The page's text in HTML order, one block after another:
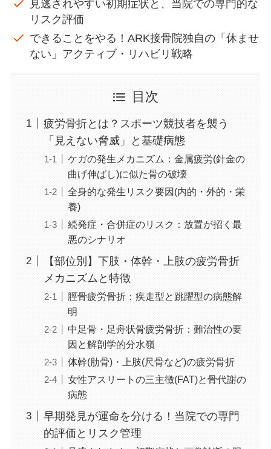
見逃されやすい初期症状と、当院での専門的な
リスク評価
できることをやる！ARK接骨院独自の「休ませ
ない」アクティブ・リハビリ戦略
目次
疲労骨折とは？スポーツ競技者を襲う
「見えない脅威」と基礎病態
ケガの発生メカニズム：金属疲労(針金の
曲げ伸ばし)に似た骨の破壊
全身的な発生リスク要因(内的・外的・栄
養)
続発症・合併症のリスク：放置が招く最
悪のシナリオ
【部位別】下肢・体幹・上肢の疲労骨折
メカニズムと特徴
脛骨疲労骨折：疾走型と跳躍型の病態解
明
中足骨・足舟状骨疲労骨折：難治性の要
因と解剖学的分水嶺
体幹(肋骨)・上肢(尺骨など)の疲労骨折
女性アスリートの三主徴(FAT)と骨代謝の
病態
早期発見が運命を分ける！当院での専門
的評価とリスク管理